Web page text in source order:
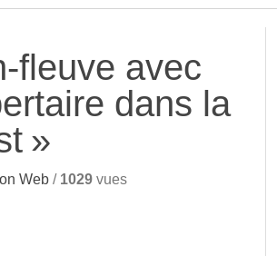
fleuve avec
dans la
»
Web / 1029 vues